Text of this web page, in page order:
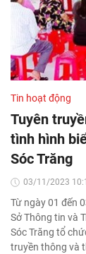
Tin hoạt động
Tuyên
tình hình
Sóc Trăng
03/11/2023
Từ ngày 01 đến
Sở Thông tin và
Sóc Trăng tổ
truyền thông và